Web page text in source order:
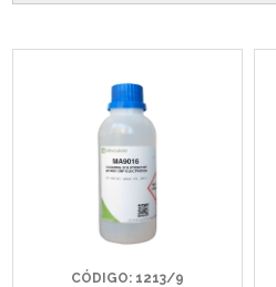
CÓDIGO: 1213/9